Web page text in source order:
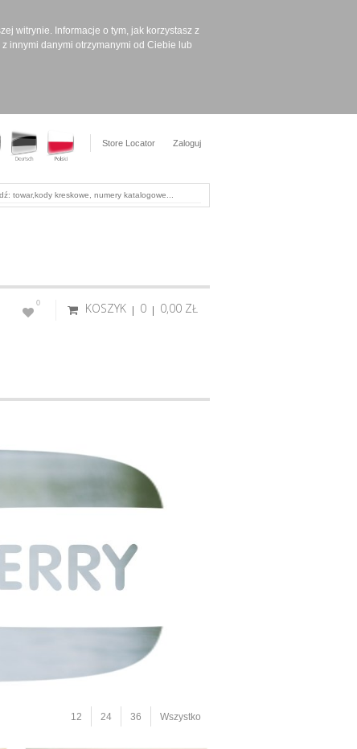
witrynie. Informacje o tym, jak korzystasz z
innymi danymi otrzymanymi od Ciebie lub
Store Locator Zaloguj
KOSZYK 0 0,00 ‎ZŁ
0
12 24 36 Wszystko